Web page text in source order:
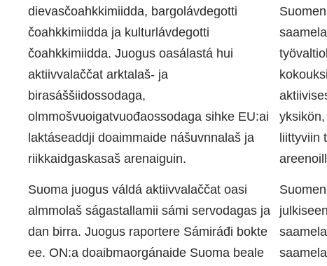
dievasčoahkkimiidda, bargolávdegotti
čoahkkimiidda ja kulturlávdegotti
čoahkkimiidda. Juogus oasálastá hui
aktiivvalaččat arktalaš- ja
birasáššiidossodaga,
olmmošvuoigatvuođaossodaga sihke EU:ai
laktáseaddji doaimmaide nášuvnnalaš ja
riikkaidgaskasaš arenaiguin.
Suoma juogus váldá aktiivvalaččat oasi
almmolaš ságastallamii sámi servodagas ja
dan birra. Juogus raportere Sámiráđi bokte
ee. ON:a doaibmaorgánaide Suoma beale
liittyviin